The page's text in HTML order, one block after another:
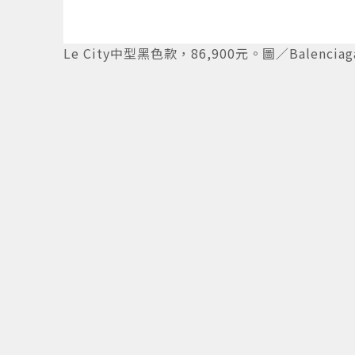
Le City中型黑色款，86,900元。圖／